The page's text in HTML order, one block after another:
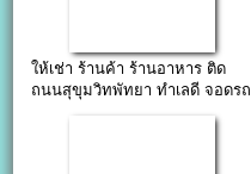
ให้เช่า ร้านค้า ร้านอาหาร ติด
ถนนสุขุมวิทพัทยา ทำเลดี จอดรถ